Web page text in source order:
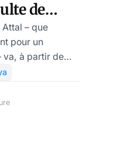
de
– que
pour un
va, à partir de
nationale à un
de